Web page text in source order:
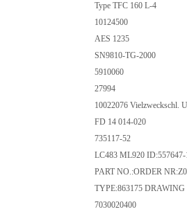
Type TFC 160 L-4
10124500
AES 1235
SN9810-TG-2000
5910060
27994
10022076 Vielzweckschl.
FD 14 014-020
735117-52
LC483 ML920 ID:557647-
PART NO.:ORDER
TYPE:863175 DRAWING
7030020400